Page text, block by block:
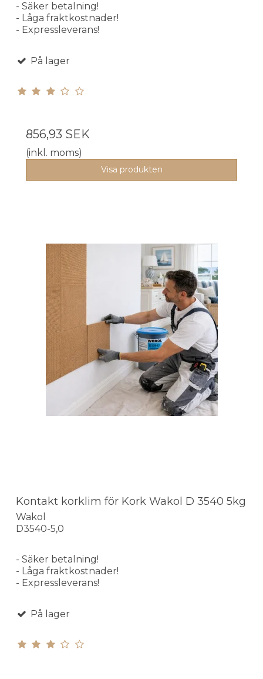
- Säker betalning!
- Låga fraktkostnader!
- Expressleverans!
På lager
856,93 SEK
(inkl. moms)
Visa produkten
Kontakt korklim för Kork Wakol D 3540 5kg
Wakol
D3540-5,0
- Säker betalning!
- Låga fraktkostnader!
- Expressleverans!
På lager